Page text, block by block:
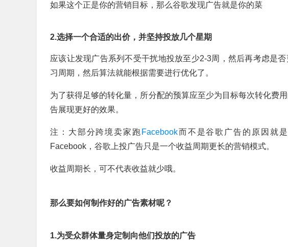
如果这个正是你的营销目标，那么谷歌发现广告就是你的菜
2.选择一个合适的出价，并坚持投放几个星期
应该让发现广告系列不受干扰地投放至少2-3周，然后再考虑是
习周期，然后算法就能根据需要进行优化了。
为了获得足够的转化量，所分配的预算应至少为目标每次转化费
告展现更好的效果。
注：大部分跨境卖家跑 Facebook而不是谷歌广告的原因就
Facebook，谷歌上投广告只是一个收益周期更长的营销模式。
收益周期长，可不代表收益就少哦。
那么要如何制作好的广告素材呢？
1.为受众群体量身定制向他们投放的广告